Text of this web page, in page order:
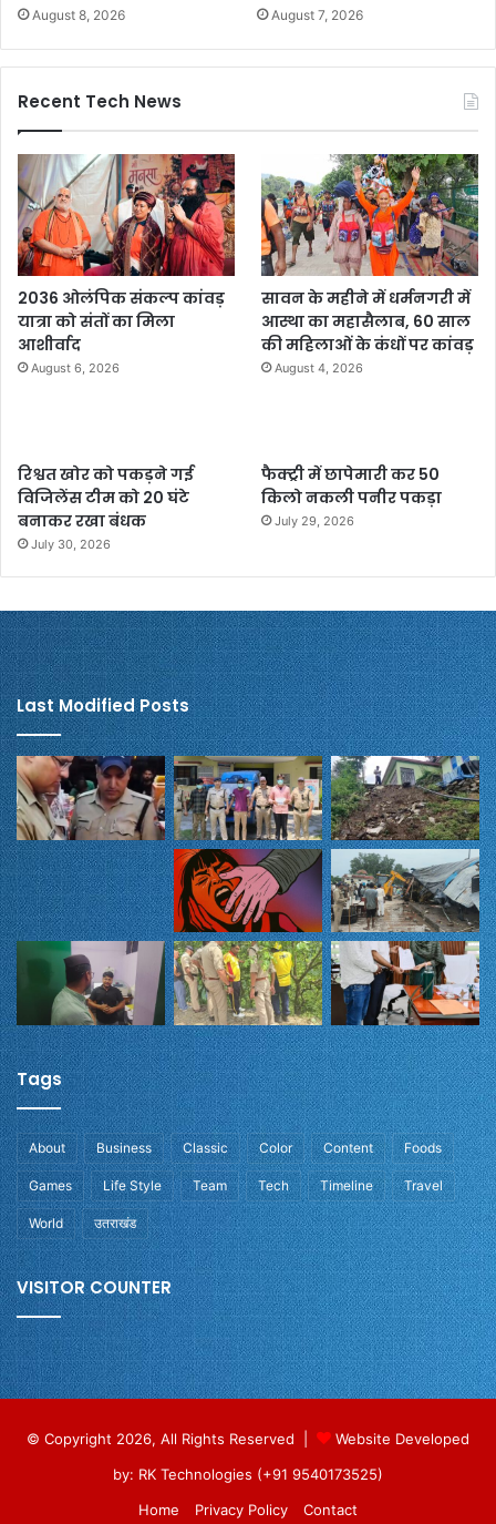
August 8, 2026 August 7, 2026
Recent Tech News
2036 ओलंपिक संकल्प कांवड़
यात्रा को संतों का मिला
आशीर्वाद
August 6, 2026
सावन के महीने में धर्मनगरी में
आस्था का महासैलाब, 60 साल
की महिलाओं के कंधों पर कांवड़
August 4, 2026
रिश्वत खोर को पकड़ने गई
विजिलेंस टीम को 20 घंटे
बनाकर रखा बंधक
July 30, 2026
फैक्ट्री में छापेमारी कर 50
किलो नकली पनीर पकड़ा
July 29, 2026
Last Modified Posts
Tags
About Business Classic Color Content Foods
Games Life Style Team Tech Timeline Travel
World उतराखंड
VISITOR COUNTER
© Copyright 2026, All Rights Reserved |
Website Developed
by: RK Technologies (+91 9540173525)
Home
Privacy Policy Contact